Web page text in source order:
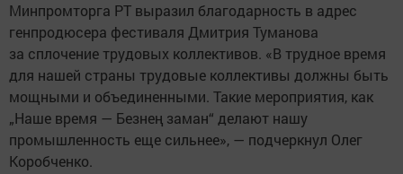
Минпромторга РТ выразил благодарность в адрес
генпродюсера фестиваля Дмитрия Туманова
за сплочение трудовых коллективов. «В трудное время
для нашей страны трудовые коллективы должны быть
мощными и объединенными. Такие мероприятия, как
„Наше время — Безнең заман“ делают нашу
промышленность еще сильнее», — подчеркнул Олег
Коробченко.